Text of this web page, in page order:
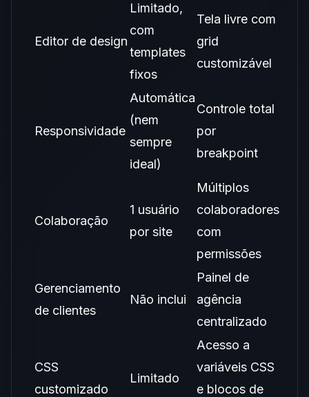
Editor de design
Limitado,
com
templates
fixos
Tela livre com
grid
customizável
Responsividade
Automática
(nem
sempre
ideal)
Controle total
por
breakpoint
Colaboração
1 usuário
por site
Múltiplos
colaboradores
com
permissões
Gerenciamento
de clientes
Não inclui
Painel de
agência
centralizado
CSS
customizado
Limitado
Acesso a
variáveis CSS
e blocos de